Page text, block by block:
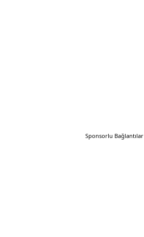
Sponsorlu Bağlantılar